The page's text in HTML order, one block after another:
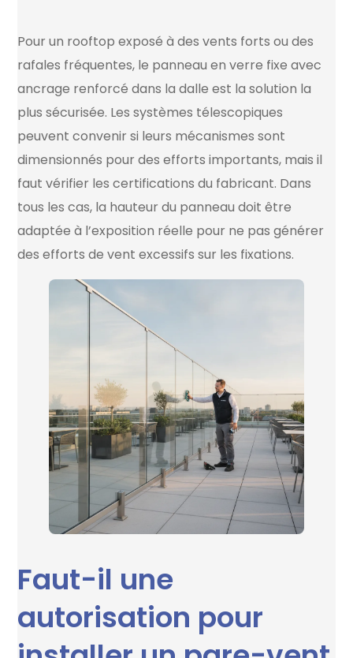
Pour un rooftop exposé à des vents forts ou des
rafales fréquentes, le panneau en verre fixe avec
ancrage renforcé dans la dalle est la solution la
plus sécurisée. Les systèmes télescopiques
peuvent convenir si leurs mécanismes sont
dimensionnés pour des efforts importants, mais il
faut vérifier les certifications du fabricant. Dans
tous les cas, la hauteur du panneau doit être
adaptée à l’exposition réelle pour ne pas générer
des efforts de vent excessifs sur les fixations.
Faut-il une
autorisation pour